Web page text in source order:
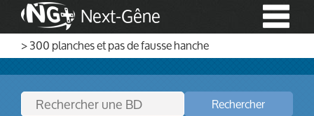
Next-Gêne
> 300 planches et pas de fausse hanche
Rechercher